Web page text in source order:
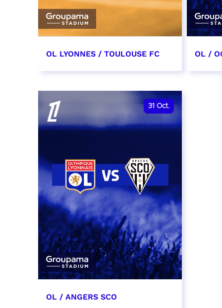
OL LYONNES / TOULOUSE FC
date et heure à confirmer
RÉSERVER
OL /
31 Oct.
OL / ANGERS SCO